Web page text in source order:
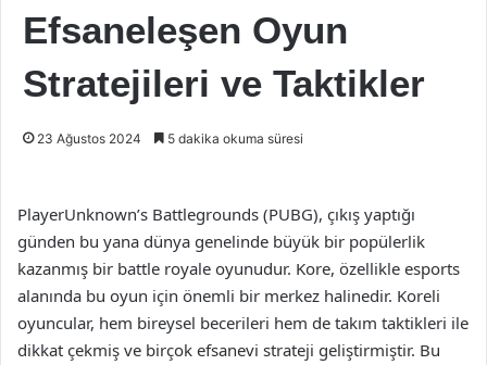
Efsaneleşen Oyun
Stratejileri ve Taktikler
23 Ağustos 2024 5 dakika okuma süresi
PlayerUnknown’s Battlegrounds (PUBG), çıkış yaptığı
günden bu yana dünya genelinde büyük bir popülerlik
kazanmış bir battle royale oyunudur. Kore, özellikle esports
alanında bu oyun için önemli bir merkez halinedir. Koreli
oyuncular, hem bireysel becerileri hem de takım taktikleri ile
dikkat çekmiş ve birçok efsanevi strateji geliştirmiştir. Bu